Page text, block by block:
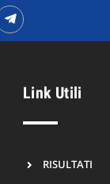
Link Utili
RISULTATI